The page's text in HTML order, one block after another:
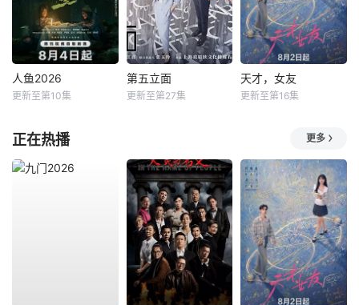
人鱼2026
更新至第10集
第五立面
更新至第27集
天才，女友
更新至第16集
正在热播 更多